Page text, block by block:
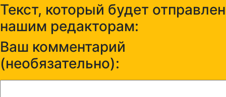
Текст, который будет отправлен
нашим редакторам:
Ваш комментарий
(необязательно):